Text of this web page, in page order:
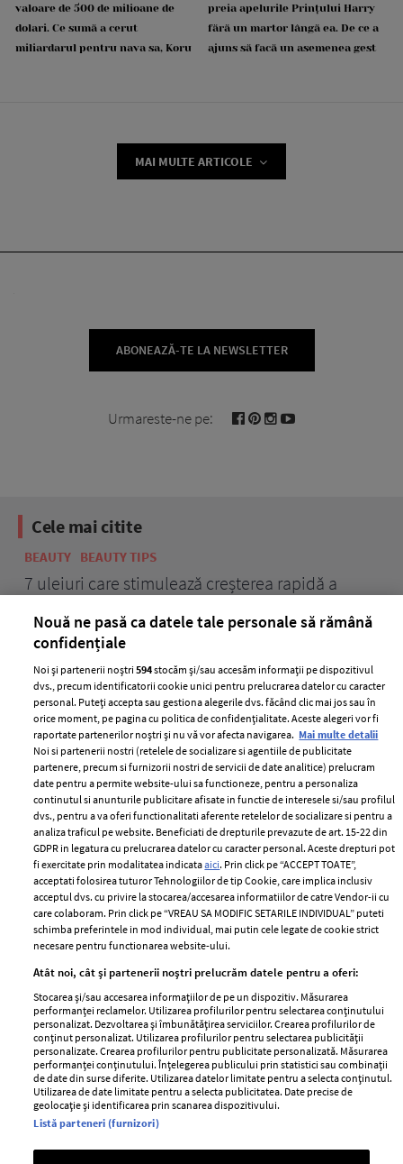
valoare de 500 de milioane de
dolari. Ce sumă a cerut
miliardarul pentru nava sa, Koru
preia apelurile Prințului Harry
fără un martor lângă ea. De ce a
ajuns să facă un asemenea gest
MAI MULTE ARTICOLE
ABONEAZĂ-TE LA NEWSLETTER
Urmareste-ne pe:
Cele mai citite
BEAUTY BEAUTY TIPS
7 uleiuri care stimulează creșterea rapidă a
ELLE Style Awards
2024
Despre ELLE
Romania
Contact
Abonamente
Termeni si conditii
Politica de
confidențialitate
Politica de cookies
Publicitate
GSP
Unica
Baby
Retete
femei
Viva
Avantaje
Retete practice
Pariază responsabil! Decizia ONJN nr. 821/25.09.2025.
Jocurile de noroc sunt interzise minorilor.
Nouă ne pasă ca datele tale personale să rămână
confidențiale
Noi și partenerii noștri594stocăm și/sau accesăm informații pe dispozitivul
dvs., precum identificatorii cookie unici pentru prelucrarea datelor cu caracter
personal. Puteți accepta sau gestiona alegerile dvs. făcând clic mai jos sau în
orice moment, pe pagina cu politica de confidențialitate. Aceste alegeri vor fi
raportate partenerilor noștri și nu vă vor afecta navigarea. Mai multe detalii
Noi si partenerii nostri (retelele de socializare si agentiile de publicitate
partenere, precum si furnizorii nostri de servicii de date analitice) prelucram
date pentru a permite website-ului sa functioneze, pentru a personaliza
continutul si anunturile publicitare afisate in functie de interesele si/sau profilul
dvs., pentru a va oferi functionalitati aferente retelelor de socializare si pentru a
analiza traficul pe website. Beneficiati de drepturile prevazute de art. 15-22 din
GDPR in legatura cu prelucrarea datelor cu caracter personal. Aceste drepturi pot
fi exercitate prin modalitatea indicataaici. Prin click pe “ACCEPT TOATE”,
acceptati folosirea tuturor Tehnologiilor de tip Cookie, care implica inclusiv
acceptul dvs. cu privire la stocarea/accesarea informatiilor de catre Vendor-ii cu
care colaboram. Prin click pe “VREAU SA MODIFIC SETARILE INDIVIDUAL” puteti
schimba preferintele in mod individual, mai putin cele legate de cookie strict
necesare pentru functionarea website-ului.
Atât noi, cât și partenerii noștri prelucrăm datele pentru a oferi:
Stocarea și/sau accesarea informațiilor de pe un dispozitiv. Măsurarea
performanței reclamelor. Utilizarea profilurilor pentru selectarea conținutului
personalizat. Dezvoltarea și îmbunătățirea serviciilor. Crearea profilurilor de
conținut personalizat. Utilizarea profilurilor pentru selectarea publicității
personalizate. Crearea profilurilor pentru publicitate personalizată. Măsurarea
performanței conținutului. Înțelegerea publicului prin statistici sau combinații
de date din surse diferite. Utilizarea datelor limitate pentru a selecta conținutul.
Utilizarea de date limitate pentru a selecta publicitatea. Date precise de
geolocație și identificarea prin scanarea dispozitivului.
Listă parteneri (furnizori)